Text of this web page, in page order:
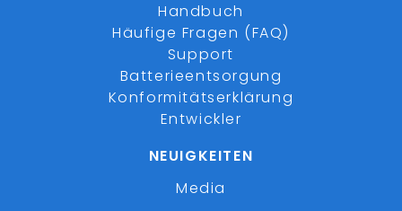
Handbuch
Häufige Fragen (FAQ)
Support
Batterieentsorgung
Konformitätserklärung
Entwickler
NEUIGKEITEN
Media